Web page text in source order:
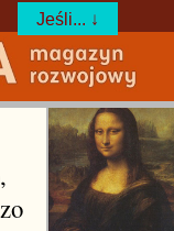
Jeśli... ↓